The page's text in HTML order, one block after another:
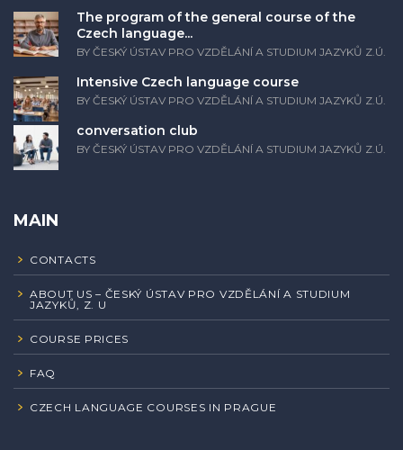
The program of the general course of the
Czech language...
BY ČESKÝ ÚSTAV PRO VZDĚLÁNÍ A STUDIUM JAZYKŮ Z.Ú.
Intensive Czech language course
BY ČESKÝ ÚSTAV PRO VZDĚLÁNÍ A STUDIUM JAZYKŮ Z.Ú.
conversation club
BY ČESKÝ ÚSTAV PRO VZDĚLÁNÍ A STUDIUM JAZYKŮ Z.Ú.
MAIN
CONTACTS
ABOUT US – ČESKÝ ÚSTAV PRO VZDĚLÁNÍ A STUDIUM
JAZYKŮ, Z. U
COURSE PRICES
FAQ
CZECH LANGUAGE COURSES IN PRAGUE